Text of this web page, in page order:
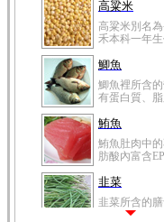
鮪魚肚肉中的
肪酸內富含
韭菜
韭菜所含的膳
幫助消化與
冬瓜
冬瓜營養價值
量極低是水
豆豉
豆豉裡頭含有
白質、脂肪